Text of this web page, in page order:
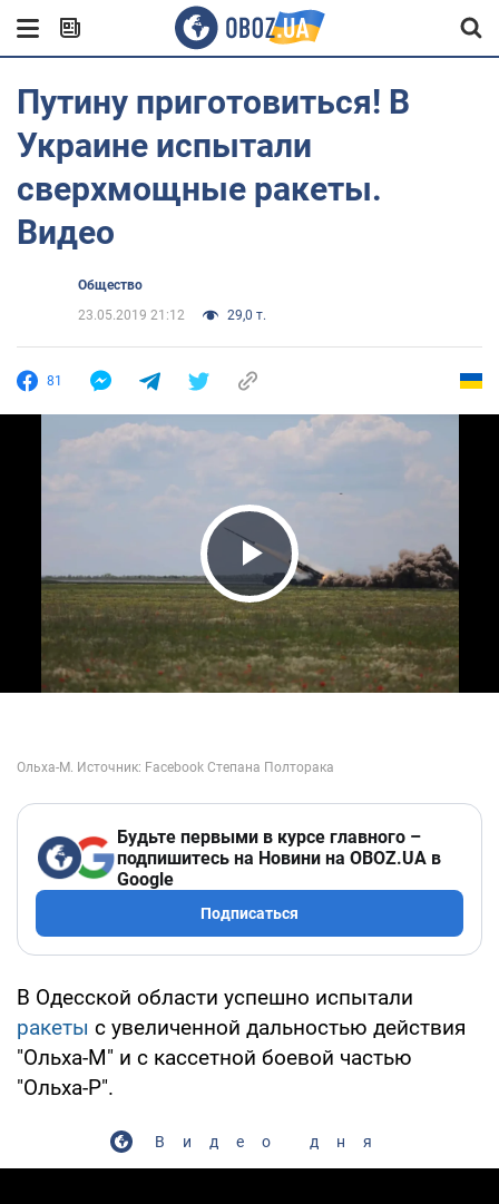
Путину приготовиться! В
Украине испытали
сверхмощные ракеты.
Видео
Общество
23.05.2019 21:12
29,0 т.
81
Play Video
Будьте первыми в курсе главного –
подпишитесь на Новини на OBOZ.UA в
Google
Подписаться
В Одесской области успешно испытали
ракеты с увеличенной дальностью действия
"Ольха-М" и с кассетной боевой частью
"Ольха-Р".
Видео дня